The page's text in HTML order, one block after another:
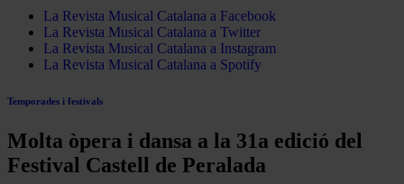
La Revista Musical Catalana a Facebook
La Revista Musical Catalana a Twitter
La Revista Musical Catalana a Instagram
La Revista Musical Catalana a Spotify
Temporades i festivals
Molta òpera i dansa a la 31a edició del
Festival Castell de Peralada